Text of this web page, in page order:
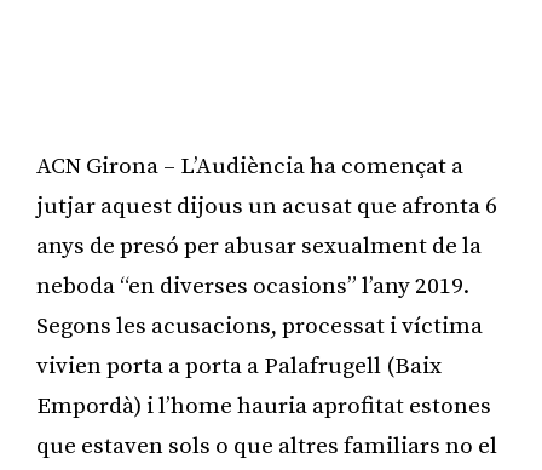
ACN Girona – L’Audiència ha començat a
jutjar aquest dijous un acusat que afronta 6
anys de presó per abusar sexualment de la
neboda “en diverses ocasions” l’any 2019.
Segons les acusacions, processat i víctima
vivien porta a porta a Palafrugell (Baix
Empordà) i l’home hauria aprofitat estones
que estaven sols o que altres familiars no el